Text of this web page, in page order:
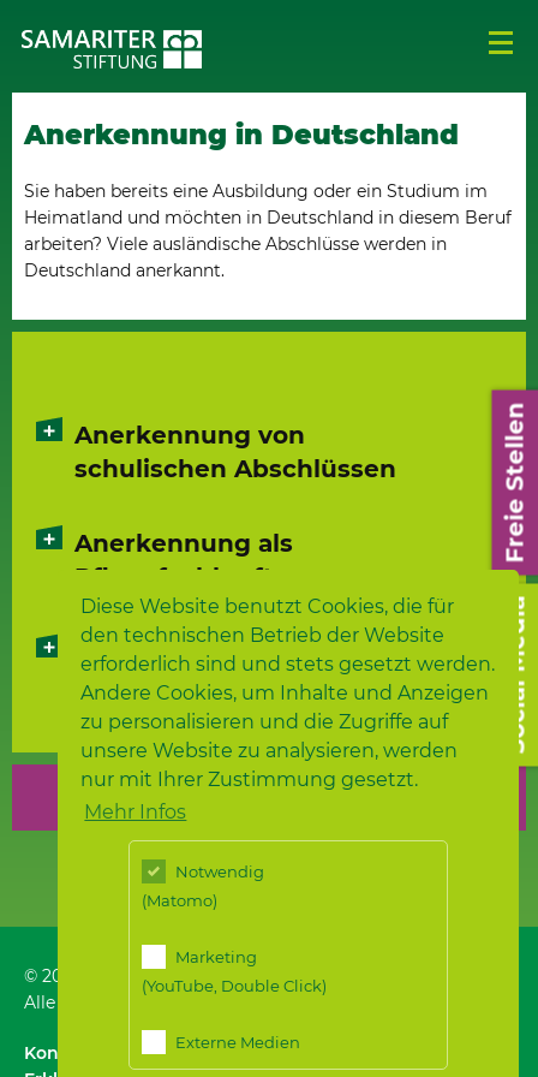
Diese Website benutzt Cookies, die für
den technischen Betrieb der Website
erforderlich sind und stets gesetzt werden.
Andere Cookies, um Inhalte und Anzeigen
zu personalisieren und die Zugriffe auf
unsere Website zu analysieren, werden
nur mit Ihrer Zustimmung gesetzt.
Mehr Infos
Notwendig
(Matomo)
Marketing
(YouTube, Double Click)
Externe Medien
Freie Stellen
Social Media
Anerkennung in Deutschland
Sie haben bereits eine Ausbildung oder ein Studium im
Heimatland und möchten in Deutschland in diesem Beruf
arbeiten? Viele ausländische Abschlüsse werden in
Deutschland anerkannt.
Anerkennung von
schulischen Abschlüssen
Anerkennung als
Pflegefachkraft
Anerkennungs- und
Qualifizierungsberatung
Freie Stellen
© 2026 Samariterstiftung
, Nürtingen
Alle Rechte vorbehalten.
Kontakt
Impressum